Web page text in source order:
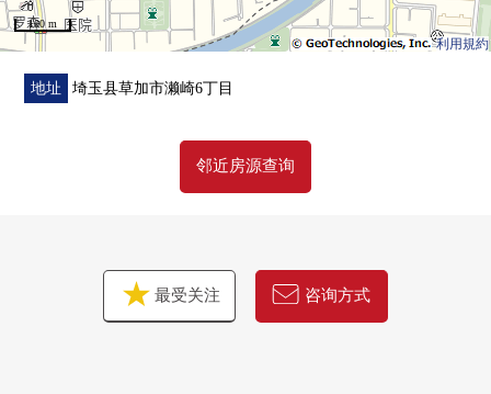
利用規約
100 m
地址 埼玉县草加市濑崎6丁目
邻近房源查询
最受关注 咨询方式